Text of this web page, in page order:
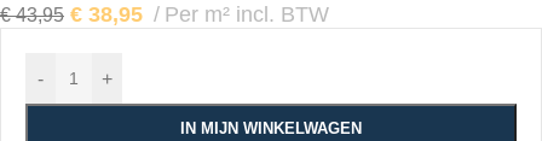
€43,95 € 38,95 Per m² incl. BTW
- +
IN MIJN WINKELWAGEN